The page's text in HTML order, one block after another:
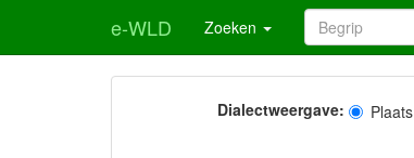
e-WLD Zoeken
Dialectweergave: Plaats